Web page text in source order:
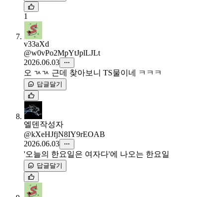
1
v33aXd
@w0vPo2MpYtJplLJLt
2026.06.03
오 ㄳㄳ 근데 찾아보니 TS물이네 ㅋㅋㅋ
답글달기
엘덴 작성자
@kXeHJfjN8IY9rEOAB
2026.06.03
'오늘의 한요일은 여자다'에 나오는 한요일
답글달기